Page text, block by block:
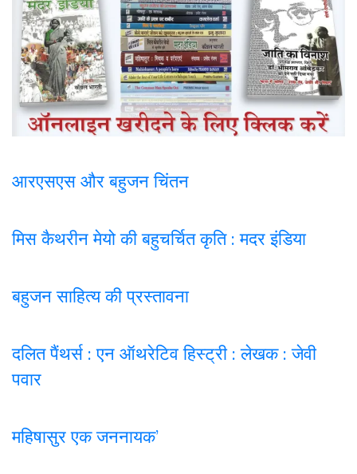
आरएसएस और बहुजन चिंतन
मिस कैथरीन मेयो की बहुचर्चित कृति : मदर इंडिया
बहुजन साहित्य की प्रस्तावना
दलित पैंथर्स : एन ऑथरेटिव हिस्ट्री : लेखक : जेवी
पवार
महिषासुर एक जननायक’